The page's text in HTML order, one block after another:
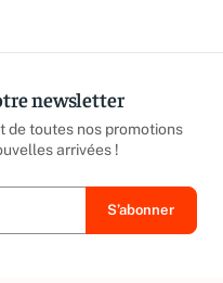
newsletter
de toutes nos promotions
arrivées !